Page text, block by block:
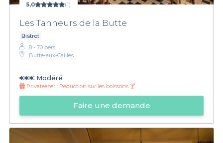
5,0 (1)
Les Tanneurs de la Butte
Bistrot
8 - 70 pers.
Butte‑aux‑Cailles
€€€ Modéré
Privateaser : Réduction sur les boissons 🍸
Faire une demande